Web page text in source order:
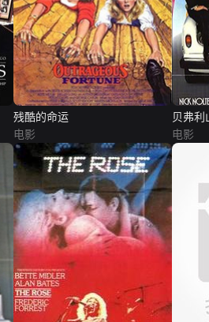
残酷的命运
电影
贝弗利
电影